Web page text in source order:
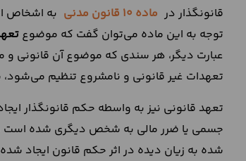
قانونگذار در ماده 10 قانون مدنی
به اشخاص
توجه به این ماده می‌توان گفت که موضوع
عبارت دیگر، هر سندی که موضوع آن قانونی
تعهدات غیر قانونی و نامشروع تنظیم
تعهد قانونی نیز به واسطه حکم قانونگذار
جسمی یا ضرر مالی به شخص دیگری شده است
شده به زیان دیده در اثر حکم قانون ایجاد